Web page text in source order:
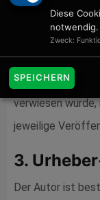
illegale,
insbesondere für
Nichtnutzung
entstehen, haftet
verwiesen
jeweilige
3.
Der Autor ist
Diese
notwendig.
Zweck:
SPEICHERN